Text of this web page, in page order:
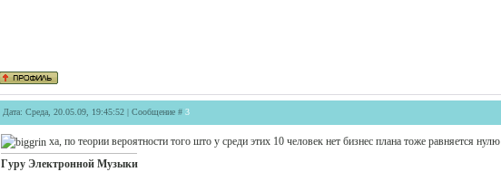
Дата: Среда, 20.05.09, 19:45:52 | Сообщение # 3
ха, по теории вероятности того што у среди этих 10 человек нет бизнес плана тоже равняется нулю
Гуру Электронной Музыки